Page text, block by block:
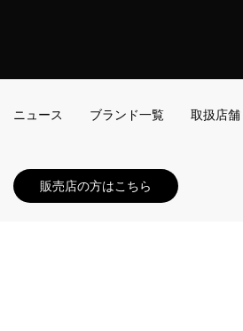
ニュース ブランド一覧 取扱店舗
販売店の方はこちら